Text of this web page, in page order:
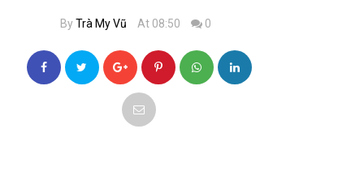
ByTrà My Vũ At 08:50 0